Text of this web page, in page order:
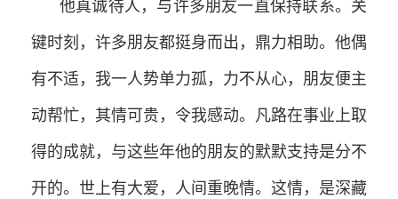
他真诚待人，与许多朋友一直保持联系。关
键时刻，许多朋友都挺身而出，鼎力相助。他偶
有不适，我一人势单力孤，力不从心，朋友便主
动帮忙，其情可贵，令我感动。凡路在事业上取
得的成就，与这些年他的朋友的默默支持是分不
开的。世上有大爱，人间重晚情。这情，是深藏